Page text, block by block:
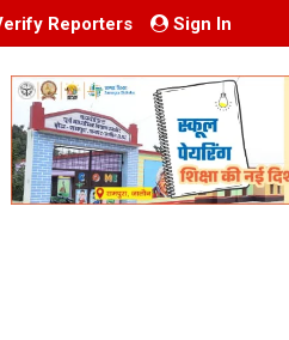
Reporters Sign In